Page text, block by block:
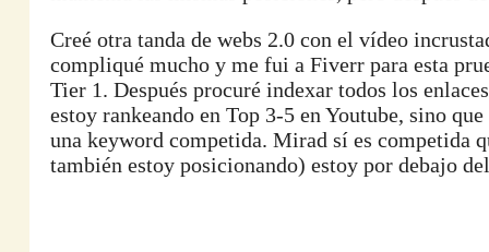
Creé otra tanda de webs 2.0 con el vídeo
compliqué mucho y me fui a Fiverr para esta
Tier 1. Después procuré indexar todos los
estoy rankeando en Top 3-5 en Youtube, sino
una keyword competida. Mirad sí es competida
también estoy posicionando) estoy por debajo